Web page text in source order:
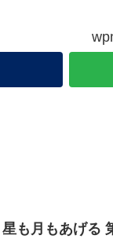
星も月もあげる